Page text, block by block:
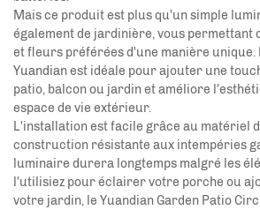
Mais ce produit est plus qu'un simple
également de jardinière, vous permettant
et fleurs préférées d'une manière unique.
Yuandianest idéale pour ajouter une
patio, balcon ou jardin et améliore
espace de vie extérieur.
L'installation est facile grâce au matériel
construction résistante aux intempéries
luminaire durera longtemps malgré les
l'utilisiez pour éclairer votre porche ou
votre jardin, le Yuandian Garden Patio